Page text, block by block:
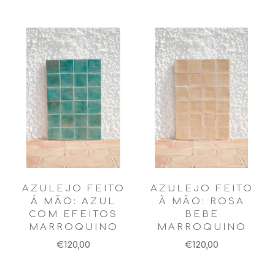
AZULEJO FEITO
Á MÃO: AZUL
COM EFEITOS
MARROQUINO
€120,00
AZULEJO FEITO
À MÃO: ROSA
BEBE
MARROQUINO
€120,00